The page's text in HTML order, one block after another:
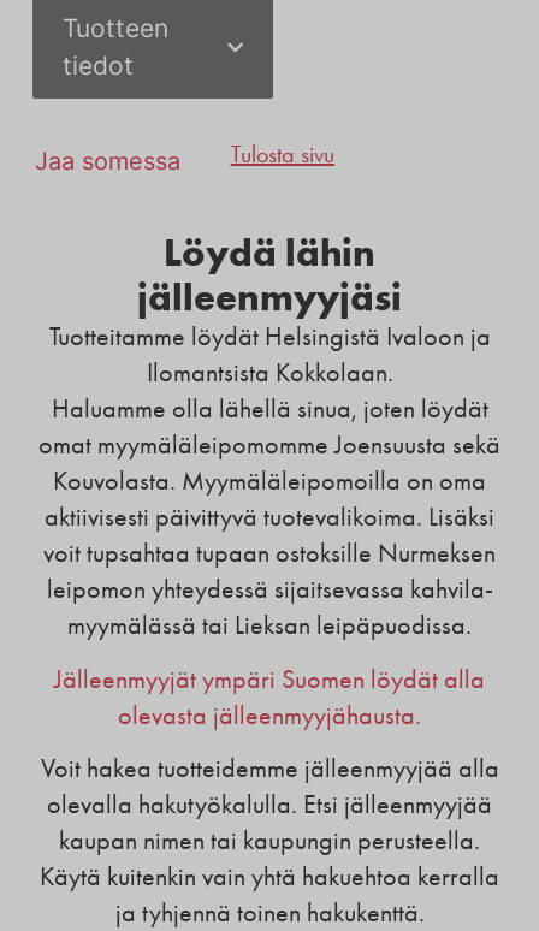
Tuotteen
tiedot
Jaa somessa Tulosta sivu
Löydä lähin
jälleenmyyjäsi
Tuotteitamme löydät Helsingistä Ivaloon ja
Ilomantsista Kokkolaan.
Haluamme olla lähellä sinua, joten löydät
omat myymäläleipomomme Joensuusta sekä
Kouvolasta. Myymäläleipomoilla on oma
aktiivisesti päivittyvä tuotevalikoima. Lisäksi
voit tupsahtaa tupaan ostoksille Nurmeksen
leipomon yhteydessä sijaitsevassa kahvila-
myymälässä tai Lieksan leipäpuodissa.
Jälleenmyyjät ympäri Suomen löydät alla
olevasta jälleenmyyjähausta.
Voit hakea tuotteidemme jälleenmyyjää alla
olevalla hakutyökalulla. Etsi jälleenmyyjää
kaupan nimen tai kaupungin perusteella.
Käytä kuitenkin vain yhtä hakuehtoa kerralla
ja tyhjennä toinen hakukenttä.